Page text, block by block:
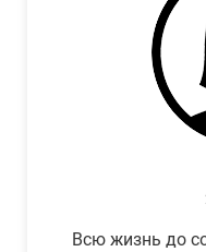
Всю жизнь до